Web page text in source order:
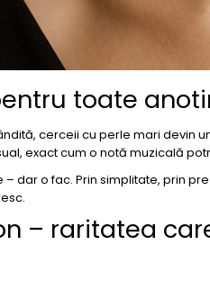
toate
cerceii cu perle mari devin
exact cum o notă muzicală
– dar o fac. Prin simplitate, prin
– raritatea